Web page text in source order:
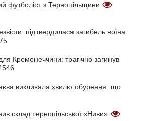
футболіст з Тернопільщини
підтвердилася загибель воїна
Кременеччини: трагічно загинув
викликала хвилю обурення: що
склад тернопільської «Ниви»